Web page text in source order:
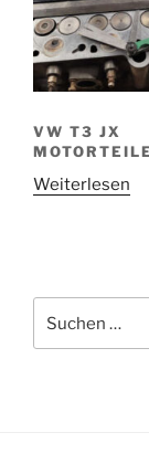
VW T3 JX
MOTORTEILE
Weiterlesen
nach: